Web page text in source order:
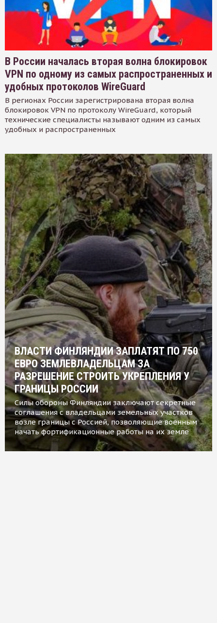
В России началась вторая волна блокировок
VPN по одному из самых распространенных и
удобных протоколов WireGuard
В регионах России зарегистрирована вторая волна
блокировок VPN по протоколу WireGuard, который
технические специалисты называют одним из самых
удобных и распространенных
ВЛАСТИ ФИНЛЯНДИИ ЗАПЛАТЯТ ПО 750
ЕВРО ЗЕМЛЕВЛАДЕЛЬЦАМ ЗА
РАЗРЕШЕНИЕ СТРОИТЬ УКРЕПЛЕНИЯ У
ГРАНИЦЫ РОССИИ
Силы обороны Финляндии заключают секретные
соглашения с владельцами земельных участков
возле границы с Россией, позволяющие военным
начать фортификационные работы на их земле